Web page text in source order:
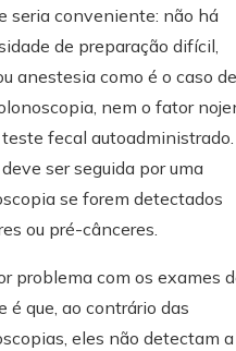
seria conveniente: não há
de preparação difícil,
anestesia como é o caso de
nem o fator
fecal autoadministrado.
ser seguida por uma
se forem detectados
ou pré-cânceres.
problema com os exames
é que, ao contrário das
eles não detectam a